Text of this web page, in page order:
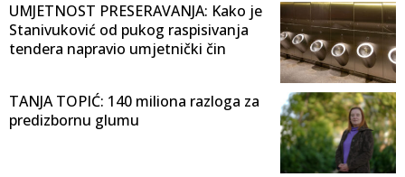
UMJETNOST PRESERAVANJA: Kako je
Stanivuković od pukog raspisivanja
tendera napravio umjetnički čin
TANJA TOPIĆ: 140 miliona razloga za
predizbornu glumu